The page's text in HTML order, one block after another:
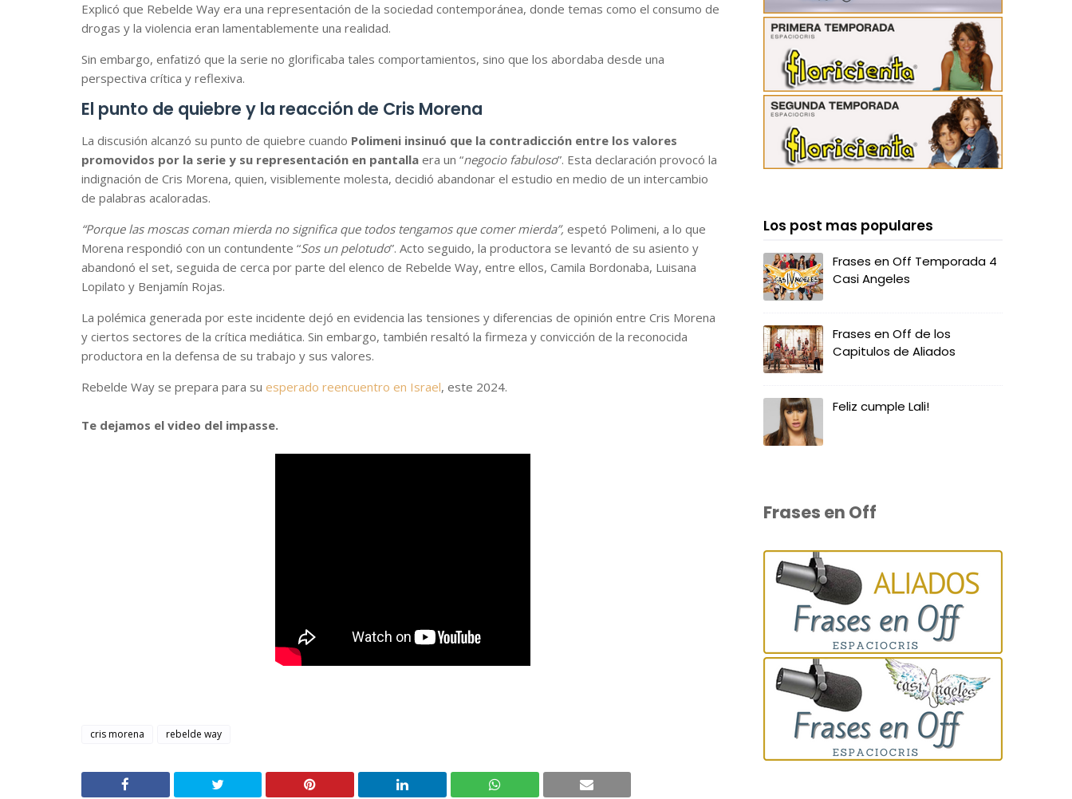
Explicó que Rebelde Way era una representación de la sociedad contemporánea, donde temas como el consumo de
drogas y la violencia eran lamentablemente una realidad.
Sin embargo, enfatizó que la serie no glorificaba tales comportamientos, sino que los abordaba desde una
perspectiva crítica y reflexiva.
El punto de quiebre y la reacción de Cris Morena
La discusión alcanzó su punto de quiebre cuando Polimeni insinuó que la contradicción entre los valores
promovidos por la serie y su representación en pantalla era un “negocio fabuloso”. Esta declaración provocó la
indignación de Cris Morena, quien, visiblemente molesta, decidió abandonar el estudio en medio de un intercambio
de palabras acaloradas.
“Porque las moscas coman mierda no significa que todos tengamos que comer mierda”, espetó Polimeni, a lo que
Morena respondió con un contundente “Sos un pelotudo”. Acto seguido, la productora se levantó de su asiento y
abandonó el set, seguida de cerca por parte del elenco de Rebelde Way, entre ellos, Camila Bordonaba, Luisana
Lopilato y Benjamín Rojas.
La polémica generada por este incidente dejó en evidencia las tensiones y diferencias de opinión entre Cris Morena
y ciertos sectores de la crítica mediática. Sin embargo, también resaltó la firmeza y convicción de la reconocida
productora en la defensa de su trabajo y sus valores.
Rebelde Way se prepara para su esperado reencuentro en Israel, este 2024.
Te dejamos el video del impasse.
cris morena rebelde way
Los post mas populares
Frases en Off Temporada 4
Casi Angeles
Frases en Off de los
Capitulos de Aliados
Feliz cumple Lali!
Frases en Off